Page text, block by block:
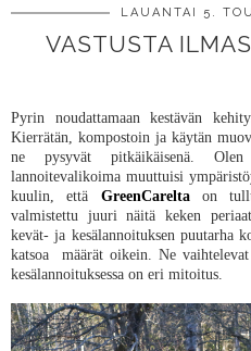
LAUANTAI 5.
VASTUSTA
Pyrin noudattamaan kestävän
Kierrätän, kompostoin ja käytän
ne pysyvät pitkäikäisenä.
lannoitevalikoima muuttuisi
kuulin, että GreenCareltaon
valmistettu juuri näitä keken
kevät- ja kesälannoituksen puutarha
katsoa määrät oikein. Ne
kesälannoituksessa on eri mitoitus.